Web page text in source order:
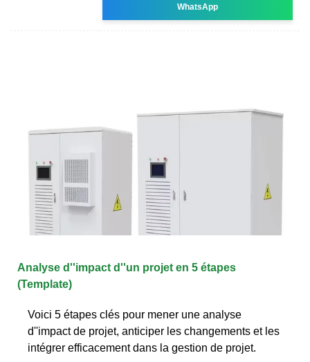
WhatsApp
Analyse d''impact d''un projet en 5 étapes
(Template)
Voici 5 étapes clés pour mener une analyse
d''impact de projet, anticiper les changements et les
intégrer efficacement dans la gestion de projet.